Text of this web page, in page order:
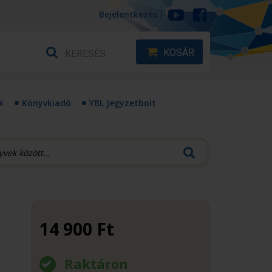
Bejelentkezés
KOSÁR
Könyvkiadó YBL Jegyzetbolt
14 900 Ft
Raktáron